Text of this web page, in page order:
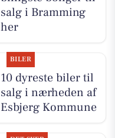
salg i Bramming
her
BILER
10 dyreste biler til
salg i nærheden af
Esbjerg Kommune